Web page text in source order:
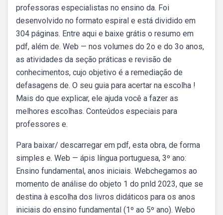
professoras especialistas no ensino da. Foi
desenvolvido no formato espiral e está dividido em
304 páginas. Entre aqui e baixe grátis o resumo em
pdf, além de. Web — nos volumes do 2o e do 3o anos,
as atividades da seção práticas e revisão de
conhecimentos, cujo objetivo é a remediação de
defasagens de. O seu guia para acertar na escolha !
Mais do que explicar, ele ajuda você a fazer as
melhores escolhas. Conteúdos especiais para
professores e.
Para baixar/ descarregar em pdf, esta obra, de forma
simples e. Web — ápis língua portuguesa, 3º ano:
Ensino fundamental, anos iniciais. Webchegamos ao
momento de análise do objeto 1 do pnld 2023, que se
destina à escolha dos livros didáticos para os anos
iniciais do ensino fundamental (1º ao 5º ano). Webo